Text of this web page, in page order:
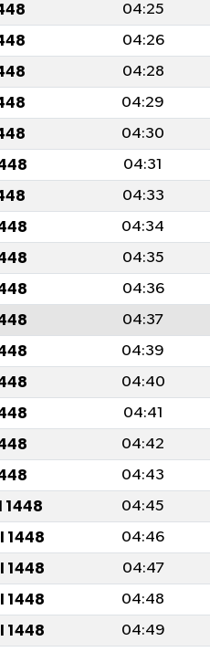
04:25
04:26
04:28
04:29
04:30
04:31
04:33
04:34
04:35
04:36
04:37
04:39
04:40
04:41
04:42
04:43
1448 04:45
1448 04:46
1448 04:47
1448 04:48
1448 04:49